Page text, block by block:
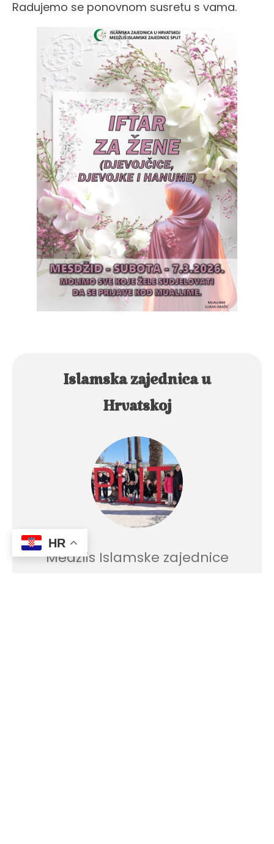
Radujemo se ponovnom susretu s vama.
Islamska zajednica u
Hrvatskoj
Medžlis Islamske zajednice
HR